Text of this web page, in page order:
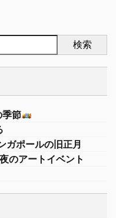
検索
季節
ガポールの旧正月
のアートイベント